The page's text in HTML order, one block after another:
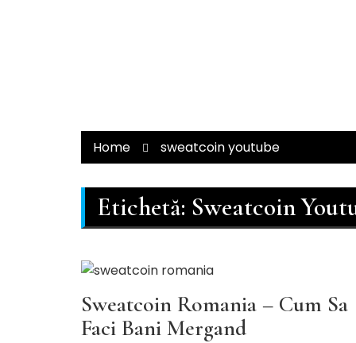
Home sweatcoin youtube
Etichetă: Sweatcoin
Sweatcoin Romania – Cum Sa
Faci Bani Mergand